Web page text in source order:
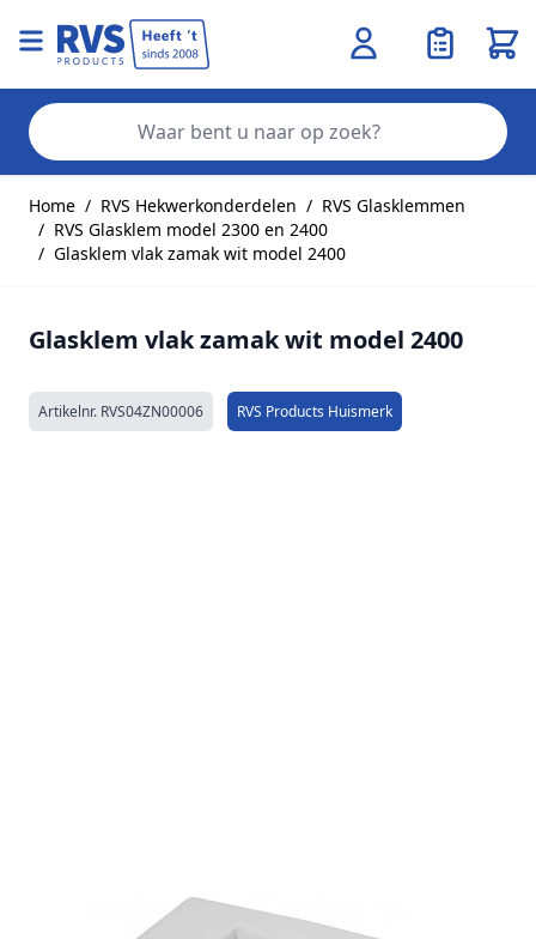
Home / RVS Hekwerkonderdelen / RVS Glasklemmen
/ RVS Glasklem model 2300 en 2400
/ Glasklem vlak zamak wit model 2400
Glasklem vlak zamak wit model 2400
Artikelnr. RVS04ZN00006 RVS Products Huismerk